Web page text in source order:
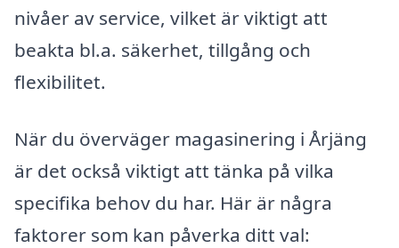
nivåer av service, vilket är viktigt att
beakta bl.a. säkerhet, tillgång och
flexibilitet.
När du överväger magasinering i Årjäng
är det också viktigt att tänka på vilka
specifika behov du har. Här är några
faktorer som kan påverka ditt val: